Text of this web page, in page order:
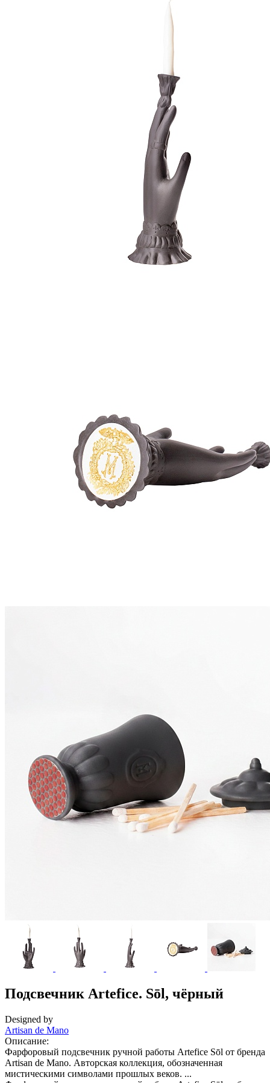
Подсвечник Artefice. Sōl, чёрный
Designed by
Artisan de Mano
Описание:
Фарфоровый подсвечник ручной работы Artefice Sōl от бренда
Artisan de Mano. Авторская коллекция, обозначенная
мистическими символами прошлых веков. ...